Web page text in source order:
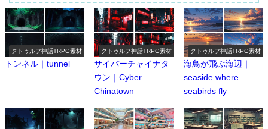
クトゥルフ神話TRPG素材
トンネル｜tunnel
クトゥルフ神話TRPG素材
サイバーチャイナタ
ウン｜Cyber ​​
Chinatown
クトゥルフ神話TRPG素材
海鳥が飛ぶ海辺｜
seaside where
seabirds fly